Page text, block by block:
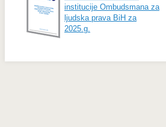
institucije Ombudsmana za
ljudska prava BiH za
2025.g.